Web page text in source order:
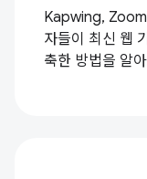
Kapwing,
자들이 최신 웹
축한 방법을 알